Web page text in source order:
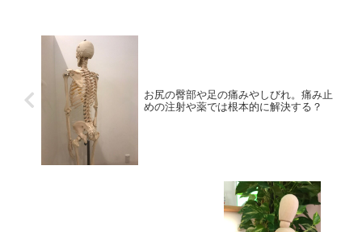
お尻の臀部や足の痛みやしびれ。痛み止
めの注射や薬では根本的に解決する？